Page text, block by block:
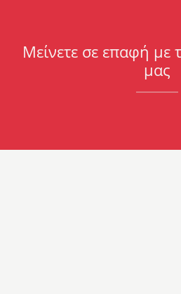
Μείνετε σε επαφή με
μας